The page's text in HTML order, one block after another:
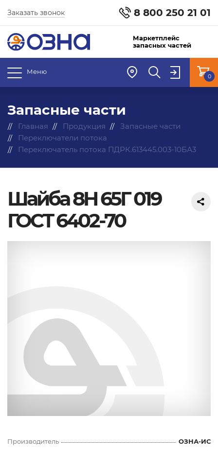
8 800 250 21 01
Заказать звонок
Маркетплейс
запасных частей
Меню
0
Запасные части
Главная Продукция
Запасные части
Переключатели потока
Переключатель потока ПДРК.613445.003-10БА3
Шайба 8H 65Г 019
ГОСТ 6402-70
Производитель
ОЗНА-ИС